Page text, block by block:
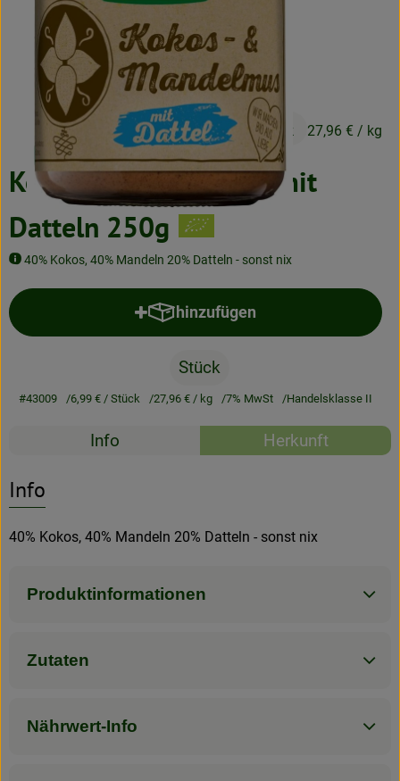
Frisches
Speisekammer
Getränke
BioDrogerie
So gehts
Blog
Kokos- & Mandelmus mit
Datteln 250g
40% Kokos, 40% Mandeln 20% Datteln - sonst nix
6,99 €/ Stück 27,96 € / kg
hinzufügen
Produkt zum Warenkorb
Stück
#43009 6,99 € / Stück 27,96 € / kg 7% MwSt Handelsklasse II
Rezepte
Info Herkunft
Info
40% Kokos, 40% Mandeln 20% Datteln - sonst nix
Produktinformationen
Zutaten
Nährwert-Info